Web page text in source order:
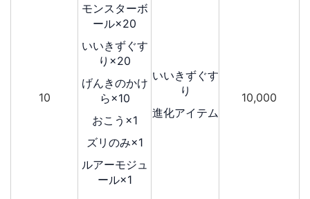
10
モンスターボ
ール×20
いいきずぐす
り×20
げんきのかけ
ら×10
おこう×1
ズリのみ×1
ルアーモジュ
ール×1
いいきずぐす
り
進化アイテム
10,000